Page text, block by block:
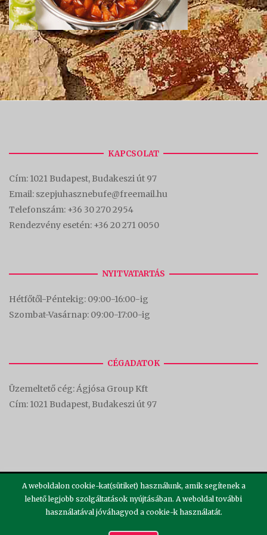
KAPCSOLAT
Cím: 1021 Budapest, Budakeszi út 97
Email: szepjuhasznebufe@freemail.hu
Telefonszám: +36 30 270 2954
Rendezvény esetén: +36 20 271 0050
NYITVATARTÁS
Hétfőtől-Péntekig: 09:00-16:00-ig
Szombat-Vasárnap: 09:00-17:00-ig
CÉGADATOK
Üzemeltető cég: Ágjósa Group Kft
Cím: 1021 Budapest, Budakeszi út 97
Theme bySiteOrigin
A weboldalon cookie-kat(sütiket) használunk, amik segítenek a
lehető legjobb szolgáltatások nyújtásában. A weboldal további
használatával jóváhagyod a cookie-k használatát.